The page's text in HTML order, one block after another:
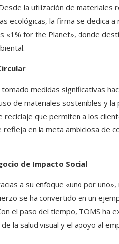
la utilización de materiales
ecológicas, la firma se dedica
«1% for the Planet», donde
tomado medidas significativas
de materiales sostenibles y
reciclaje que permiten a los
refleja en la meta ambiciosa de
de Impacto Social
a su enfoque «uno por
se ha convertido en un
el paso del tiempo, TOMS ha
la salud visual y el apoyo al